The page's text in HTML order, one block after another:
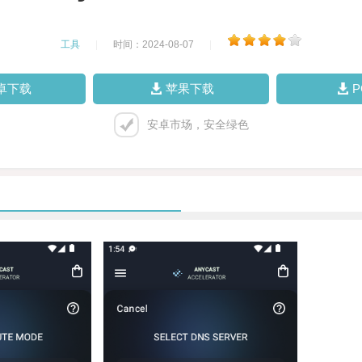
工具 时间：2024-08-07
下载 苹果下载
安卓市场，安全绿色